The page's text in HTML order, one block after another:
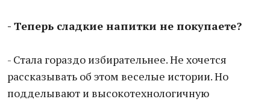
- Теперь сладкие напитки не покупаете?
- Стала гораздо избирательнее. Не хочется
рассказывать об этом веселые истории. Но
подделывают и высокотехнологичную